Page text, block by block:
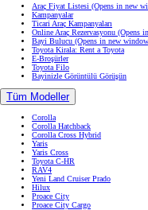
Araç Fiyat Listesi (Opens in new
Kampanyalar
Ticari Araç Kampanyaları
Online Araç Rezervasyonu (Opens
Bayi Bulucu (Opens in new
Toyota Kirala: Rent a Toyota
E-Broşürler
Toyota Filo
Bayinizle Görüntülü Görüşün
Tüm Modeller
Corolla
Corolla Hatchback
Corolla Cross Hybrid
Yaris
Yaris Cross
Toyota C-HR
RAV4
Yeni Land Cruiser Prado
Hilux
Proace City
Proace City Cargo